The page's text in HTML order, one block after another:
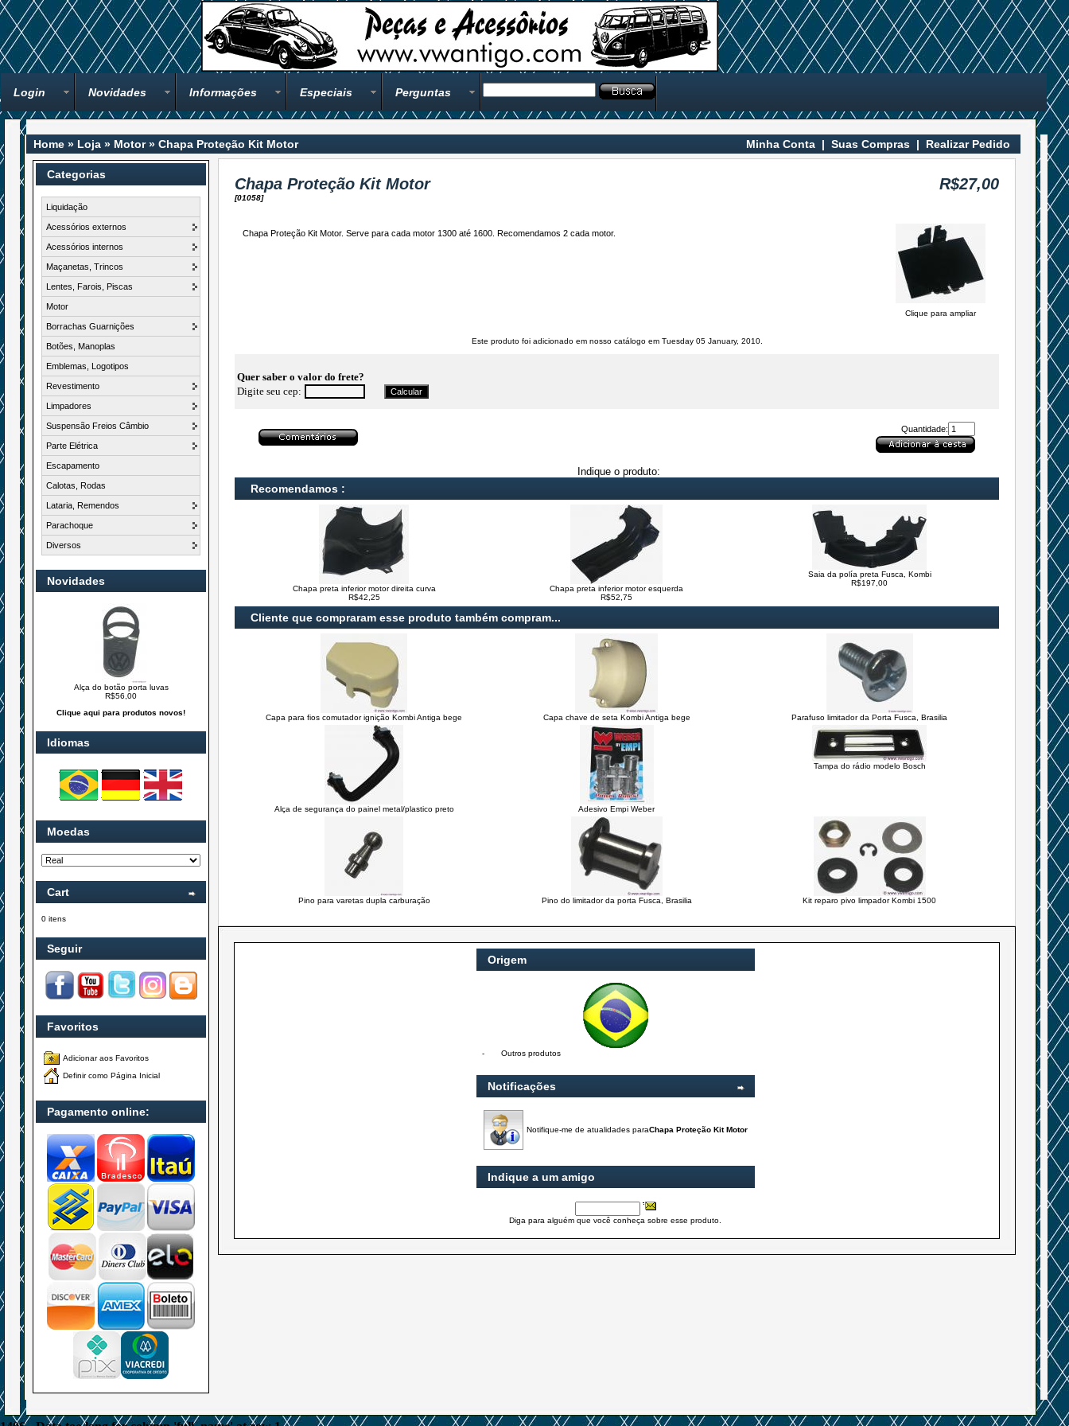
Login Novidades Informações Especiais Perguntas
Home » Loja » Motor» Chapa Proteção Kit Motor Minha Conta | Suas Compras | Realizar Pedido
Categorias
Liquidação
Acessórios externos
Acessórios internos
Maçanetas, Trincos
Lentes, Farois, Piscas
Motor
Borrachas Guarnições
Botões, Manoplas
Emblemas, Logotipos
Revestimento
Limpadores
Suspensão Freios Câmbio
Parte Elétrica
Escapamento
Calotas, Rodas
Lataria, Remendos
Parachoque
Diversos
Novidades
Alça do botão porta luvas
R$56,00
Clique aqui para produtos novos!
Idiomas
Moedas
Cart
0 itens
Seguir
Favoritos
Adicionar aos Favoritos
Definir como Página Inicial
Pagamento online:
Chapa Proteção Kit Motor
[01058]
R$27,00
Clique para ampliar
Chapa Proteção Kit Motor. Serve para cada motor 1300 até 1600. Recomendamos 2 cada motor.
Este produto foi adicionado em nosso catálogo em Tuesday 05 January, 2010.
Quer saber o valor do frete?
Digite seu cep:
Quantidade:
Indique o produto:
Recomendamos :
Chapa preta inferior motor direita curva
R$42,25
Chapa preta inferior motor esquerda
R$52,75
Saia da polía preta Fusca, Kombi
R$197,00
Cliente que compraram esse produto também compram...
Capa para fios comutador ignição Kombi Antiga bege Capa chave de seta Kombi Antiga bege Parafuso limitador da Porta Fusca, Brasilia
Alça de segurança do painel metal/plastico preto Adesivo Empi Weber
Tampa do rádio modelo Bosch
Pino para varetas dupla carburação Pino do limitador da porta Fusca, Brasilia Kit reparo pivo limpador Kombi 1500
Origem
- Outros produtos
Notificações
Notifique-me de atualidades paraChapa Proteção Kit Motor
Indique a um amigo
Diga para alguém que você conheça sobre esse produto.